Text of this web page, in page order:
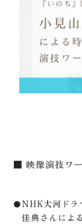
映像演技ワ
NHK大河ドラ
佳典さんによ